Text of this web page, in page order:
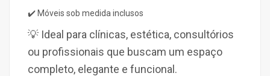
✔️ Móveis sob medida inclusos
💡 Ideal para clínicas, estética, consultórios
ou profissionais que buscam um espaço
completo, elegante e funcional.